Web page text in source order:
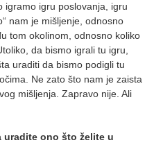
igru poslovanja, igru
nam je mišljenje, odnosno
tom okolinom, odnosno koliko
da bismo igrali tu igru,
uraditi da bismo podigli tu
Ne zato što nam je zaista
mišljenja. Zapravo nije. Ali
uradite ono što želite u